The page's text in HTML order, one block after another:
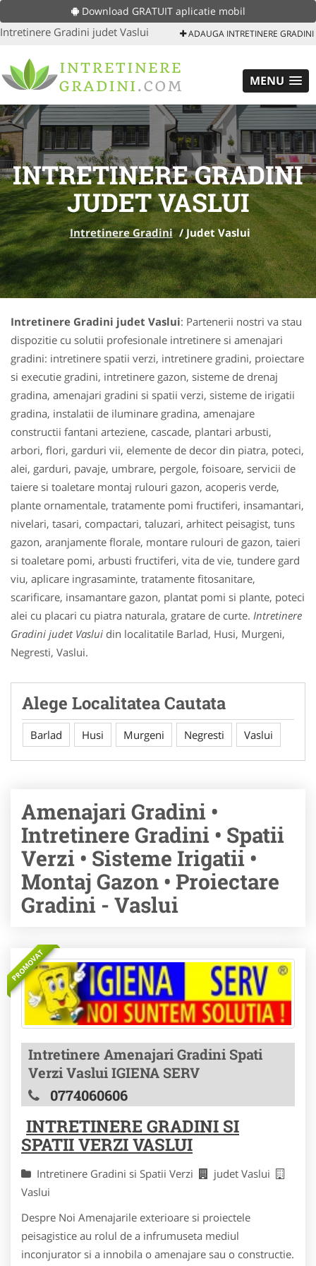
Download GRATUIT aplicatie mobil
Intretinere Gradini judet Vaslui ADAUGA INTRETINERE GRADINI
MENU
INTRETINERE GRADINI
JUDET VASLUI
Intretinere Gradini /Judet Vaslui
Intretinere Gradini judet Vaslui: Partenerii nostri va stau
dispozitie cu solutii profesionale intretinere si amenajari
gradini: intretinere spatii verzi, intretinere gradini, proiectare
si executie gradini, intretinere gazon, sisteme de drenaj
gradina, amenajari gradini si spatii verzi, sisteme de irigatii
gradina, instalatii de iluminare gradina, amenajare
constructii fantani arteziene, cascade, plantari arbusti,
arbori, flori, garduri vii, elemente de decor din piatra, poteci,
alei, garduri, pavaje, umbrare, pergole, foisoare, servicii de
taiere si toaletare montaj rulouri gazon, acoperis verde,
plante ornamentale, tratamente pomi fructiferi, insamantari,
nivelari, tasari, compactari, taluzari, arhitect peisagist, tuns
gazon, aranjamente florale, montare rulouri de gazon, taieri
si toaletare pomi, arbusti fructiferi, vita de vie, tundere gard
viu, aplicare ingrasaminte, tratamente fitosanitare,
scarificare, insamantare gazon, plantat pomi si plante, poteci
alei cu placari cu piatra naturala, gratare de curte. Intretinere
Gradini judet Vaslui din localitatile Barlad, Husi, Murgeni,
Negresti, Vaslui.
Alege Localitatea Cautata
Barlad Husi Murgeni Negresti Vaslui
Amenajari Gradini •
Intretinere Gradini • Spatii
Verzi • Sisteme Irigatii •
Montaj Gazon • Proiectare
Gradini - Vaslui
PROMOVAT
Intretinere Amenajari Gradini Spati
Verzi Vaslui IGIENA SERV
0774060606
INTRETINERE GRADINI SI
SPATII VERZI VASLUI
Intretinere Gradini si Spatii Verzi
judet Vaslui
Vaslui
Despre Noi Amenajarile exterioare si proiectele
peisagistice au rolul de a infrumuseta mediul
inconjurator si a innobila o amenajare sau o constructie.